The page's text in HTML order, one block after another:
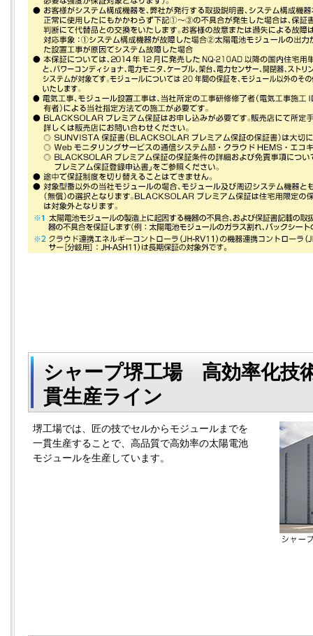
シャープ堺工場 高効率化技
貫生産ライン
堺工場では、匠の技でセルからモジュールまでを
一貫生産することで、高品質で高効率の太陽電池
モジュールを生産しています。